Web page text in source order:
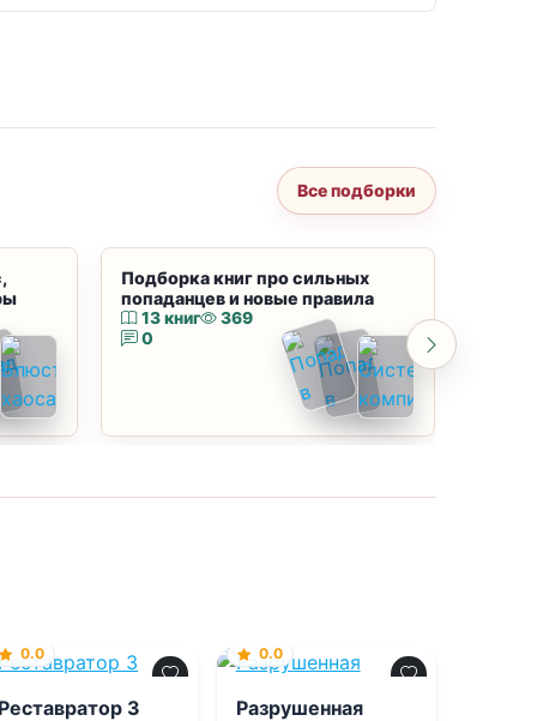
Все подборки
Подборка книг про сильных
попаданцев и новые правила
13 книг
369
0
0.0
3
0.0
Разрушенная